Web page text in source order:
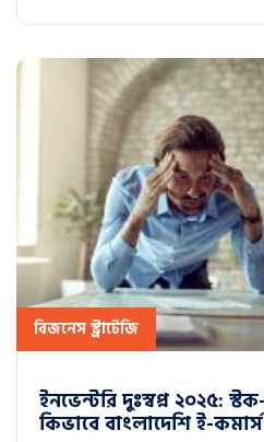
বিজনেস স্ট্রাটেজি
ইনভেন্টরি দুঃস্বপ্ন ২০২৫:
কিভাবে বাংলাদেশি ই-কমার্স